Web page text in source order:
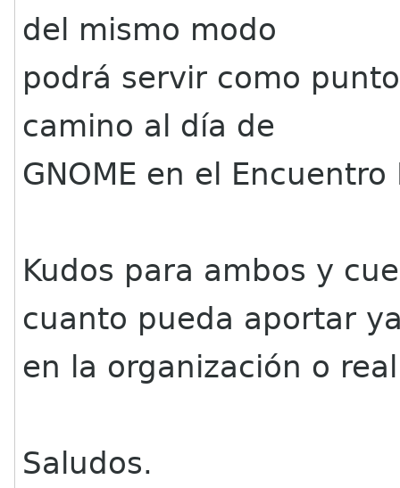
del mismo modo
podrá servir como
camino al día de
GNOME en el
Kudos para ambos y
cuanto pueda aportar
en la organización o
Saludos.